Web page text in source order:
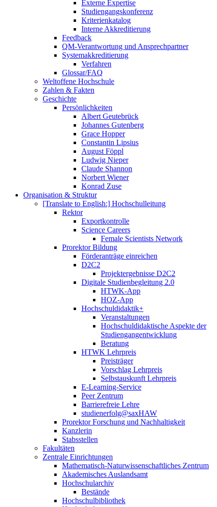
Externe Expertise
Studiengangskonferenz
Kriterienkatalog
Interne Akkreditierung
Feedback
QM-Verantwortung und Ansprechpartner
Systemakkreditierung
Verfahren
Glossar/FAQ
Weltoffene Hochschule
Zahlen & Fakten
Geschichte
Persönlichkeiten
Albert Geutebrück
Johannes Gutenberg
Grace Hopper
Constantin Lipsius
August Föppl
Ludwig Nieper
Claude Shannon
Norbert Wiener
Konrad Zuse
Organisation & Struktur
[Translate to English:] Hochschulleitung
Rektor
Exportkontrolle
Science Careers
Female Scientists Network
Prorektor Bildung
Förderanträge einreichen
D2C2
Projektergebnisse D2C2
Digitale Studienbegleitung 2.0
HTWK-App
HOZ-App
Hochschuldidaktik+
Veranstaltungen
Hochschuldidaktische Aspekte der
Studiengangentwicklung
Beratung
HTWK Lehrpreis
Preisträger
Vorschlag Lehrpreis
Selbstauskunft Lehrpreis
E-Learning-Service
Peer Zentrum
Barrierefreie Lehre
studienerfolg@saxHAW
Prorektor Forschung und Nachhaltigkeit
Kanzlerin
Stabsstellen
Fakultäten
Zentrale Einrichtungen
Mathematisch-Naturwissenschaftliches Zentrum
Akademisches Auslandsamt
Hochschularchiv
Bestände
Hochschulbibliothek